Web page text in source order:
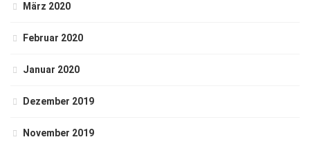
März 2020
Februar 2020
Januar 2020
Dezember 2019
November 2019